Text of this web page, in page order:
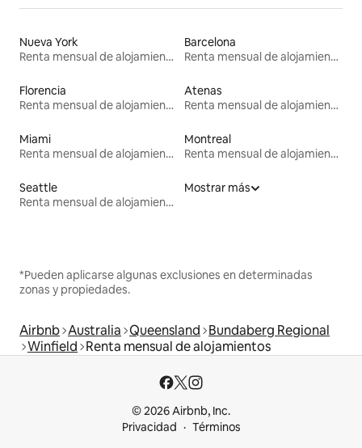
Nueva York
Renta mensual de alojamientos
Barcelona
Renta mensual de alojamientos
Florencia
Renta mensual de alojamientos
Atenas
Renta mensual de alojamientos
Miami
Renta mensual de alojamientos
Montreal
Renta mensual de alojamientos
Seattle
Renta mensual de alojamientos
Mostrar más
*Pueden aplicarse algunas exclusiones en determinadas
zonas y propiedades.
Airbnb Australia Queensland Bundaberg Regional
Winfield Renta mensual de alojamientos
© 2026 Airbnb, Inc.
Privacidad
Términos